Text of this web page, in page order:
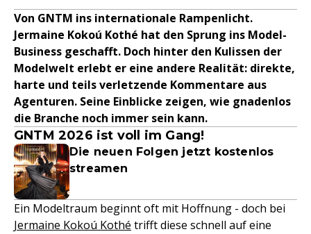
Von GNTM ins internationale Rampenlicht.
Jermaine Kokoú Kothé hat den Sprung ins Model-
Business geschafft. Doch hinter den Kulissen der
Modelwelt erlebt er eine andere Realität: direkte,
harte und teils verletzende Kommentare aus
Agenturen. Seine Einblicke zeigen, wie gnadenlos
die Branche noch immer sein kann.
GNTM 2026 ist voll im Gang!
Die neuen Folgen jetzt kostenlos
streamen
Ein Modeltraum beginnt oft mit Hoffnung - doch bei
Jermaine Kokoú Kothé trifft diese schnell auf eine